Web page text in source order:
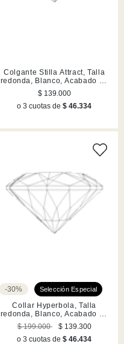
Colgante Stilla Attract, Talla
redonda, Blanco, Acabado en
tono oro
$ 139.000
o 3 cuotas de$ 46.334
-30%
Collar Hyperbola, Talla
redonda, Blanco, Acabado en
tono oro
$ 199.000
$ 139.300
o 3 cuotas de$ 46.434